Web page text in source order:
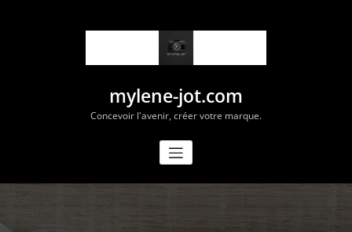
mylene-jot.com
Concevoir l'avenir, créer votre marque.